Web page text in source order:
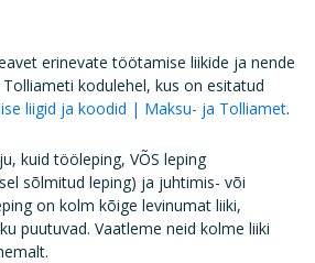
erinevate töötamise liikide ja nende
kodulehel, kus on esitatud
liigid ja koodid | Maksu- ja Tolliamet.
kuid tööleping, VÕS leping
sõlmitud leping) ja juhtimis- või
on kolm kõige levinumat liiki,
puutuvad. Vaatleme neid kolme liiki